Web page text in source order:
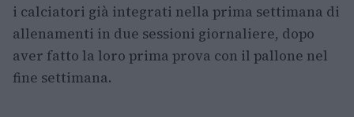
i calciatori già integrati nella prima settimana di
allenamenti in due sessioni giornaliere, dopo
aver fatto la loro prima prova con il pallone nel
fine settimana.